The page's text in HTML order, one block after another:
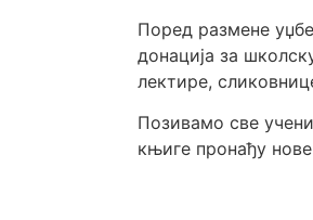
Поред размене
донација за
лектире,
Позивамо све
књиге пронађу